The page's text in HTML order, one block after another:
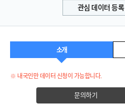
관심 데이터 등록
소개
※ 내국인만 데이터 신청이 가능합니다.
문의하기